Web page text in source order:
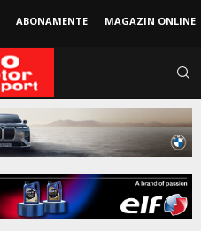
ABONAMENTE MAGAZIN ONLINE